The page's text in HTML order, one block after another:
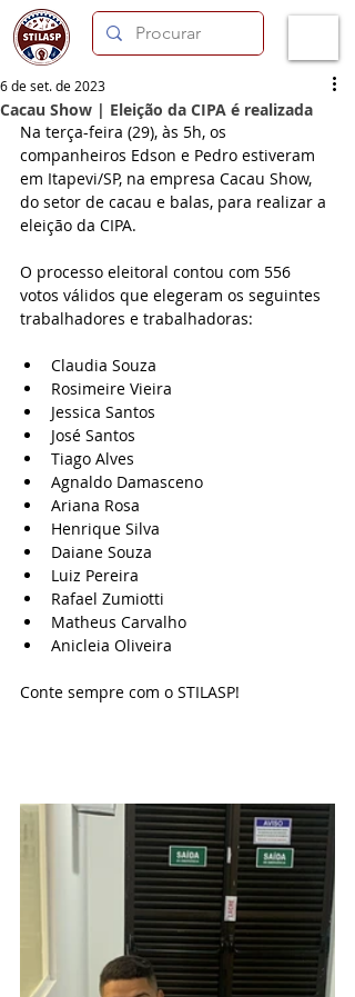
Cacau Show | Eleição da CIPA é realizada
6 de set. de 2023
Na terça-feira (29), às 5h, os
companheiros Edson e Pedro estiveram
em Itapevi/SP, na empresa Cacau Show,
do setor de cacau e balas, para realizar a
eleição da CIPA.
O processo eleitoral contou com 556
votos válidos que elegeram os seguintes
trabalhadores e trabalhadoras:
Claudia Souza
Rosimeire Vieira
Jessica Santos
José Santos
Tiago Alves
Agnaldo Damasceno
Ariana Rosa
Henrique Silva
Daiane Souza
Luiz Pereira
Rafael Zumiotti
Matheus Carvalho
Anicleia Oliveira
Conte sempre com o STILASP!